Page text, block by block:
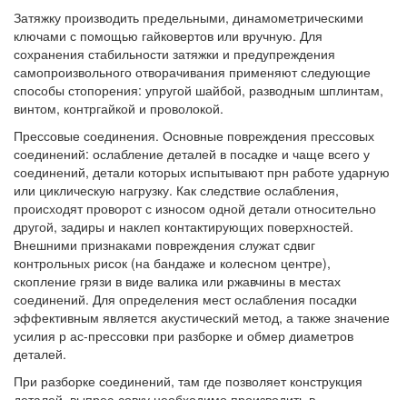
Затяжку производить предельными, динамометрическими
ключами с помощью гайковертов или вручную. Для
сохранения стабильности затяжки и предупреждения
самопроизвольного отворачивания применяют следующие
способы стопорения: упругой шайбой, разводным шплинтам,
винтом, контргайкой и проволокой.
Прессовые соединения. Основные повреждения прессовых
соединений: ослабление деталей в посадке и чаще всего у
соединений, детали которых испытывают прн работе ударную
или циклическую нагрузку. Как следствие ослабления,
происходят проворот с износом одной детали относительно
другой, задиры и наклеп контактирующих поверхностей.
Внешними признаками повреждения служат сдвиг
контрольных рисок (на бандаже и колесном центре),
скопление грязи в виде валика или ржавчины в местах
соединений. Для определения мест ослабления посадки
эффективным является акустический метод, а также значение
усилия р ас-прессовки при разборке и обмер диаметров
деталей.
При разборке соединений, там где позволяет конструкция